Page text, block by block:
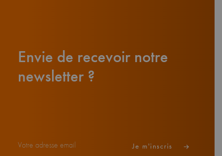
Envie de recevoir notre
newsletter ?